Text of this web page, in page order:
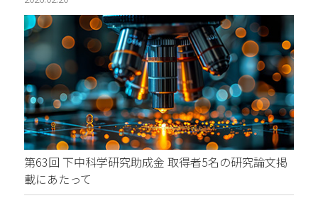
第63回 下中科学研究助成金 取得者5名の研究論文掲
載にあたって